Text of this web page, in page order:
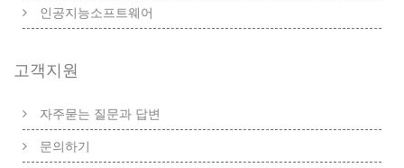
인공지능소프트웨어
고객지원
자주묻는 질문과 답변
문의하기